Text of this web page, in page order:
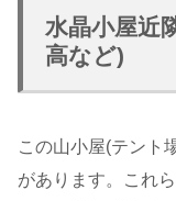
水晶小屋近
高など)
この山小屋(テント
があります。これ